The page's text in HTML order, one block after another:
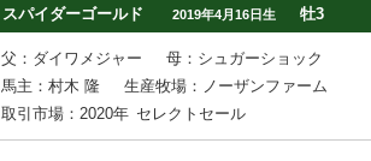
スパイダーゴールド
2019年4月16日生 牡3
父：ダイワメジャー
母：シュガーショック
馬主：村木 隆
生産牧場：ノーザンファーム
取引市場：2020年 セレクトセール